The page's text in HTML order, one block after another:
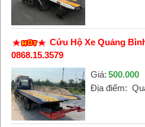
Cứu Hộ Xe Quảng
0868.15.3579
Giá: 500.000
Địa điểm: